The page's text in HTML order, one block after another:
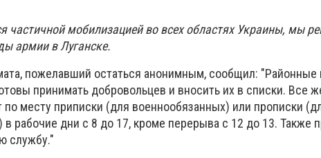
частичной мобилизацией во всех областях Украины, мы
армии в Луганске.
пожелавший остаться анонимным, сообщил: "Районные
принимать добровольцев и вносить их в списки. Все
по месту приписки (для военнообязанных) или прописки
в рабочие дни с 8 до 17, кроме перерыва с 12 до 13. Также
службу."